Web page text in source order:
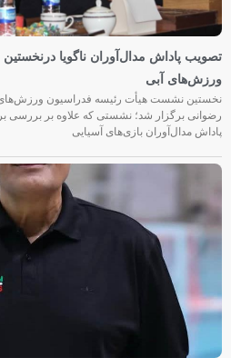
تصویب پاداش مدال‌آوران ناگویا
ورزش‌های آبی
نخستین نشست هیأت رئیسه فدراسیون ورزش‌های
رضوانی برگزار شد؛ نشستی که علاوه بر بررسی
پاداش مدال‌آوران بازی‌های آسیایی